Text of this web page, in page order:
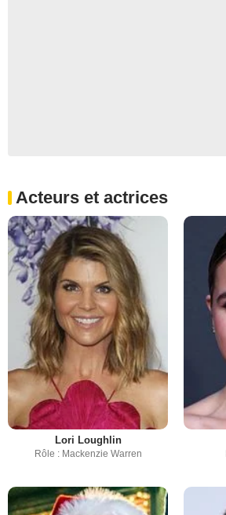
Acteurs et actrices
Lori Loughlin
Rôle : Mackenzie Warren